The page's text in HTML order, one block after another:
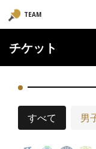
TEAM
チケット
すべて 男